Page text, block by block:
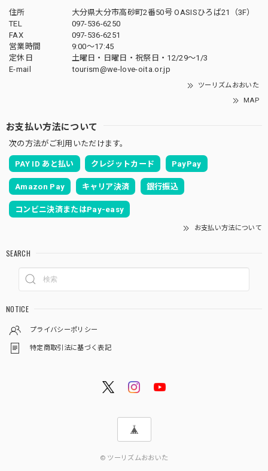
住所
大分県大分市高砂町2番50号 OASISひろば21（3F）
TEL
097-536-6250
FAX
097-536-6251
営業時間
9:00～17:45
定休日
土曜日・日曜日・祝祭日・12/29～1/3
E-mail
tourism@we-love-oita.or.jp
ツーリズムおおいた
MAP
お支払い方法について
次の方法がご利用いただけます。
PAY ID あと払い クレジットカード PayPay
Amazon Pay キャリア決済 銀行振込
コンビニ決済またはPay-easy
お支払い方法について
SEARCH
NOTICE
プライバシーポリシー
特定商取引法に基づく表記
© ツーリズムおおいた